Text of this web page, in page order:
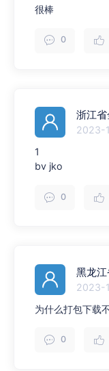
很棒
0
浙江
2023-
1
bv jko
0
黑龙
2023-
为什么打包下载
0